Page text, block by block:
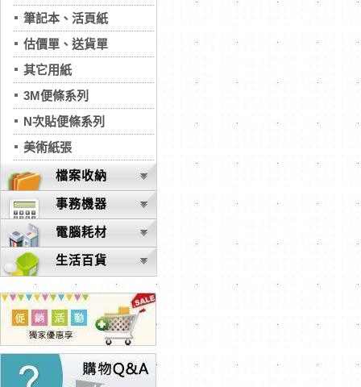
筆記本、活頁紙
估價單、送貨單
其它用紙
3M便條系列
N次貼便條系列
美術紙張
檔案收納
事務機器
電腦耗材
生活百貨